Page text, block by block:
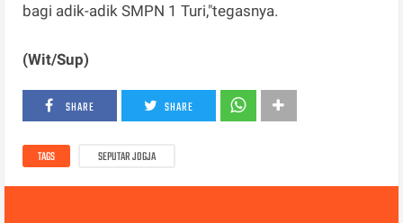
bagi adik-adik SMPN 1 Turi,"tegasnya.
(Wit/Sup)
SHARE SHARE
TAGS SEPUTAR JOGJA